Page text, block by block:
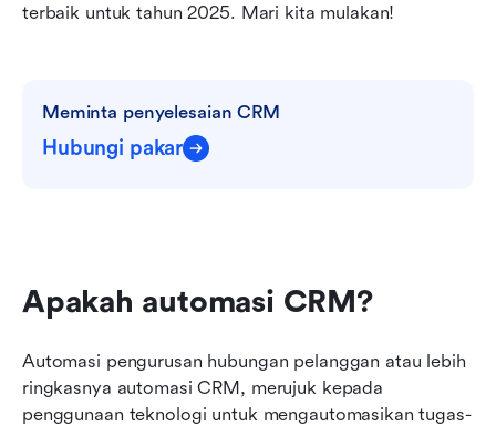
terbaik untuk tahun 2025. Mari kita mulakan!
Meminta penyelesaian CRM
Hubungi pakar
Apakah automasi CRM?
Automasi pengurusan hubungan pelanggan atau lebih
ringkasnya automasi CRM, merujuk kepada
penggunaan teknologi untuk mengautomasikan tugas-